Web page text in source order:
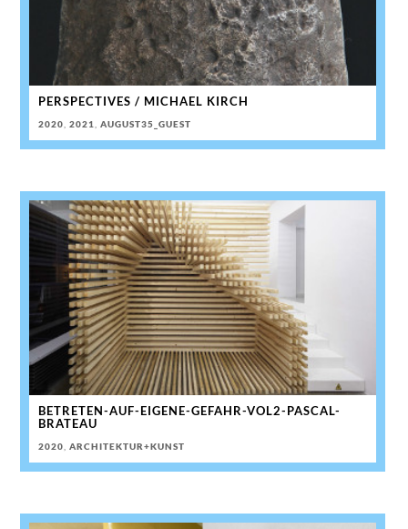
PERSPECTIVES / MICHAEL KIRCH
2020 ,2021 ,AUGUST35_GUEST
BETRETEN-AUF-EIGENE-GEFAHR-VOL2-PASCAL-
BRATEAU
2020 ,ARCHITEKTUR+KUNST